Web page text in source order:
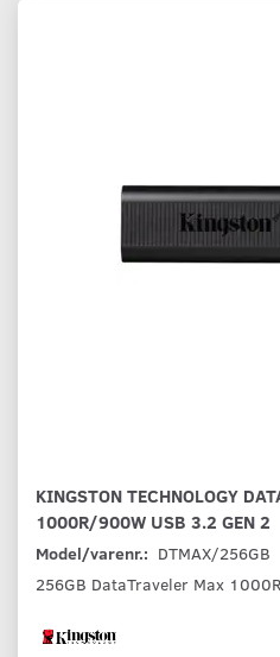
KINGSTON TECHNOLOGY
1000R/900W USB 3.2 GEN 2
Model/varenr.: DTMAX/256GB
256GB DataTraveler Max